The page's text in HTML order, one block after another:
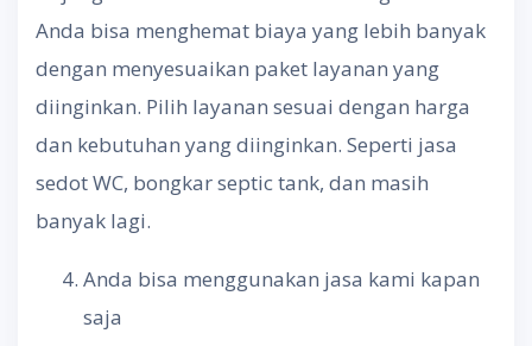
Anda bisa menghemat biaya yang lebih banyak
dengan menyesuaikan paket layanan yang
diinginkan. Pilih layanan sesuai dengan harga
dan kebutuhan yang diinginkan. Seperti jasa
sedot WC, bongkar septic tank, dan masih
banyak lagi.
Anda bisa menggunakan jasa kami kapan
saja